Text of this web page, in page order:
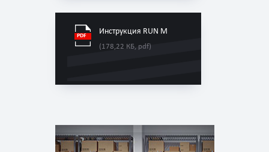
Инструкция RUN M
(178,22 КБ, pdf)